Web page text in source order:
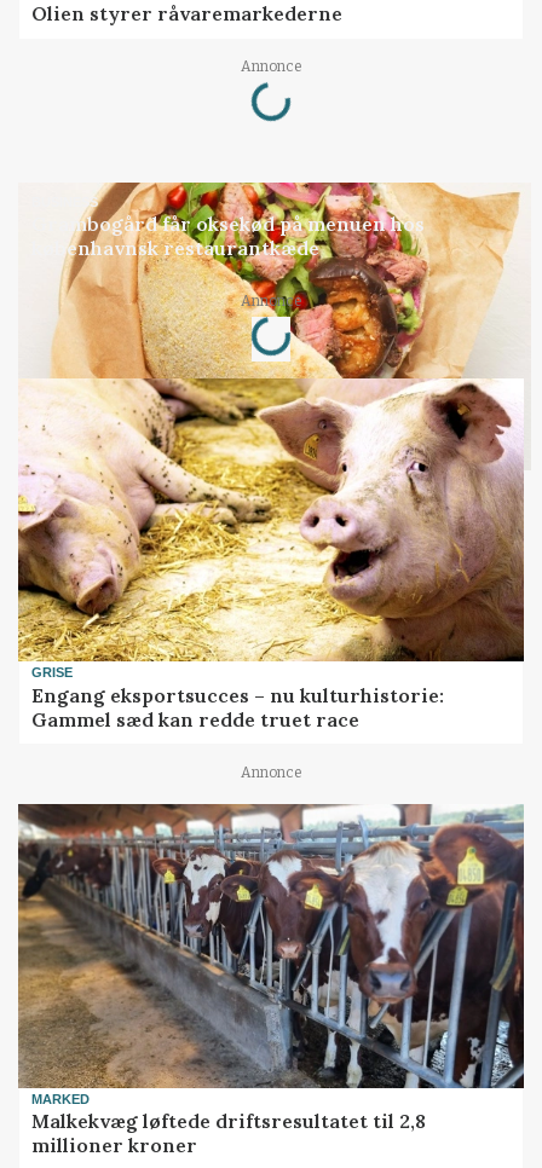
Olien styrer råvaremarkederne
Annonce
Loading...
BUSINESS
Grambogård får oksekød på menuen hos
københavnsk restaurantkæde
Annonce
Loading...
GRISE
Engang eksportsucces – nu kulturhistorie:
Gammel sæd kan redde truet race
Annonce
MARKED
Malkekvæg løftede driftsresultatet til 2,8
millioner kroner